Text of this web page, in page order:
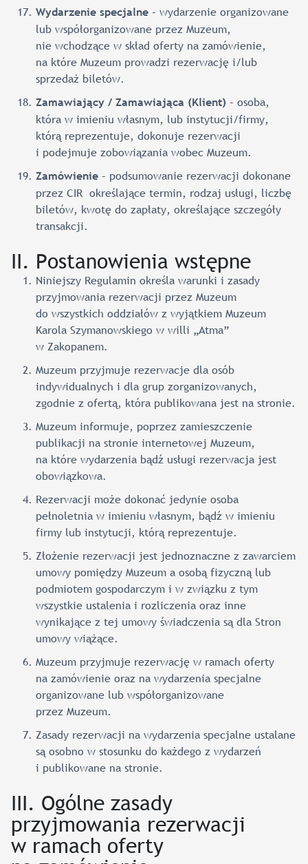
Wydarzenie specjalne – wydarzenie organizowane
lub współorganizowane przez Muzeum,
nie wchodzące w skład oferty na zamówienie,
na które Muzeum prowadzi rezerwację i/lub
sprzedaż biletów.
Zamawiający / Zamawiająca (Klient) – osoba,
która w imieniu własnym, lub instytucji/firmy,
którą reprezentuje, dokonuje rezerwacji
i podejmuje zobowiązania wobec Muzeum.
Zamówienie – podsumowanie rezerwacji dokonane
przez CIR określające termin, rodzaj usługi, liczbę
biletów, kwotę do zapłaty, określające szczegóły
transakcji.
II. Postanowienia wstępne
Niniejszy Regulamin określa warunki i zasady
przyjmowania rezerwacji przez Muzeum
do wszystkich oddziałów z wyjątkiem Muzeum
Karola Szymanowskiego w willi „Atma”
w Zakopanem.
Muzeum przyjmuje rezerwacje dla osób
indywidualnych i dla grup zorganizowanych,
zgodnie z ofertą, która publikowana jest na stronie.
Muzeum informuje, poprzez zamieszczenie
publikacji na stronie internetowej Muzeum,
na które wydarzenia bądź usługi rezerwacja jest
obowiązkowa.
Rezerwacji może dokonać jedynie osoba
pełnoletnia w imieniu własnym, bądź w imieniu
firmy lub instytucji, którą reprezentuje.
Złożenie rezerwacji jest jednoznaczne z zawarciem
umowy pomiędzy Muzeum a osobą fizyczną lub
podmiotem gospodarczym i w związku z tym
wszystkie ustalenia i rozliczenia oraz inne
wynikające z tej umowy świadczenia są dla Stron
umowy wiążące.
Muzeum przyjmuje rezerwację w ramach oferty
na zamówienie oraz na wydarzenia specjalne
organizowane lub współorganizowane
przez Muzeum.
Zasady rezerwacji na wydarzenia specjalne ustalane
są osobno w stosunku do każdego z wydarzeń
i publikowane na stronie.
III. Ogólne zasady
przyjmowania rezerwacji
w ramach oferty